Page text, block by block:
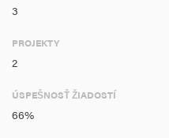
3
PROJEKTY
2
ÚSPEŠNOSŤ ŽIADOSTÍ
66%